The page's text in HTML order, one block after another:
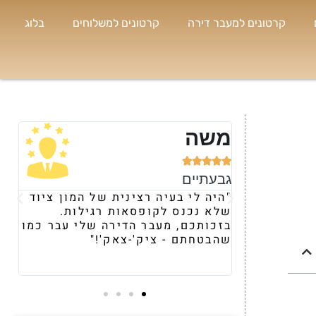
קרטונים למעבר דירה קרטונים למשלוחים בלוג
של המון ציוד
שלי עבר כמו
נועה



רמת השרון
"קיבלתי המלצה עליכם מחברה
ומרגע השיחה הראשונית, הרגשתי
את היחס וההתייחסות השונה שלכם